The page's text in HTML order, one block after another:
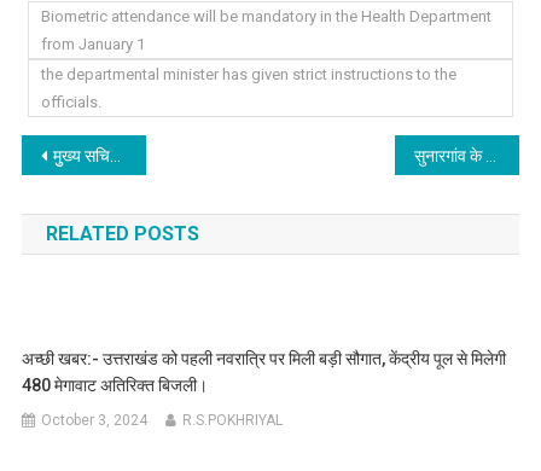
Biometric attendance will be mandatory in the Health Department
from January 1
the departmental minister has given strict instructions to the
officials.
Post
navigation
मुुख्य सचिव ने भूमि अभिलेखों के डिजीटलीकरण के सम्बन्ध में NIC, ITDA एवं राजस्व विभाग के उच्चाधिकारियों के साथ की बैठक।
RELATED POSTS
अच्छी खबर:- उत्तराखंड को पहली नवरात्रि पर मिली बड़ी सौगात, केंद्रीय पूल से मिलेगी
480 मेगावाट अतिरिक्त बिजली।
October 3, 2024 R.S.POKHRIYAL